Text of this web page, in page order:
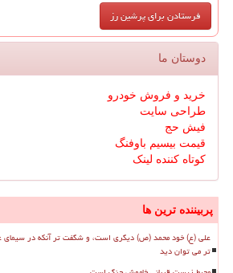
دوستان ما
خرید و فروش خودرو
طراحی سایت
فیش حج
قیمت بیسیم باوفنگ
کوتاه کننده لینک
پربیننده ترین ها
علی (ع) خود محمد (ص) دیگری است، و شگفت تر آنکه در سیمای
تر می توان دید